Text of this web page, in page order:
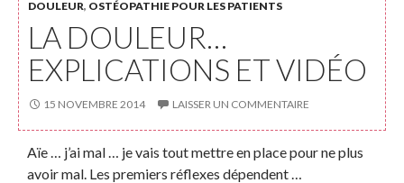
DOULEUR, OSTÉOPATHIE POUR LES PATIENTS
LA DOULEUR…
EXPLICATIONS ET VIDÉO
15 NOVEMBRE 2014 LAISSER UN COMMENTAIRE
Aïe … j’ai mal … je vais tout mettre en place pour ne plus
avoir mal. Les premiers réflexes dépendent …